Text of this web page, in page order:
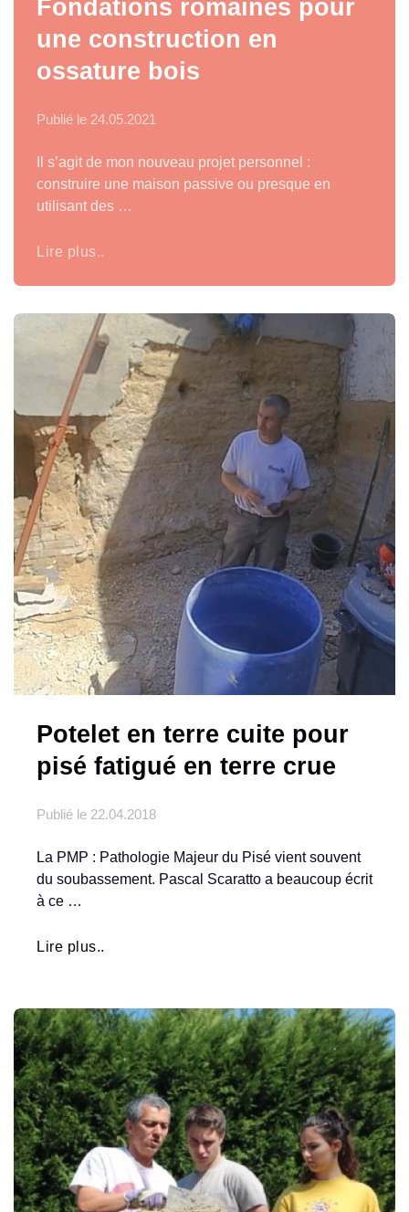
Fondations romaines pour
une construction en
ossature bois
Publié le 24.05.2021
Il s’agit de mon nouveau projet personnel :
construire une maison passive ou presque en
utilisant des …
Lire plus..
Potelet en terre cuite pour
pisé fatigué en terre crue
Publié le 22.04.2018
La PMP : Pathologie Majeur du Pisé vient souvent
du soubassement. Pascal Scaratto a beaucoup écrit
à ce …
Lire plus..